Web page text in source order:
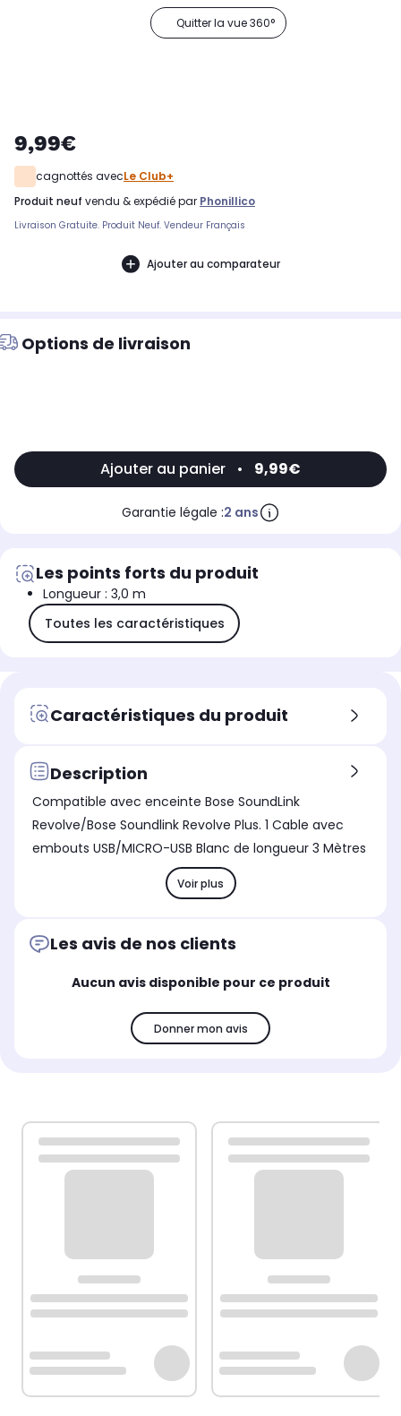
Quitter la vue 360°
9,99€
cagnottés avecLe Club+
produit neuf vendu & expédié par Phonillico
Livraison Gratuite. Produit Neuf. Vendeur Français
Ajouter au comparateur
Options de livraison
Ajouter au panier • 9,99€
Garantie légale :2 ans
Les points forts du produit
Longueur : 3,0 m
Toutes les caractéristiques
Caractéristiques du produit
Description
Compatible avec enceinte Bose SoundLink
Revolve/Bose Soundlink Revolve Plus. 1 Cable avec
embouts USB/MICRO-USB Blanc de longueur 3 Mètres
Voir plus
Les avis de nos clients
Aucun avis disponible pour ce produit
Donner mon avis